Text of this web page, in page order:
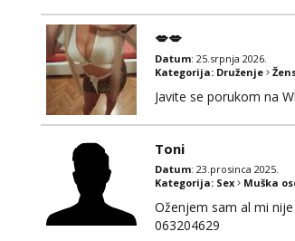
💋💋
Datum: 25.srpnja 2026.
Kategorija: Druženje
Javite se porukom na
Toni
Datum: 23.prosinca 2025.
Kategorija: Sex Muška
Oženjem sam al mi
063204629